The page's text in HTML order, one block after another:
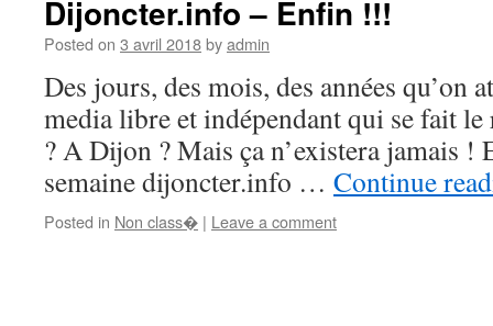
Dijoncter.info – Enfin !!!
Posted on 3 avril 2018byadmin
Des jours, des mois, des années qu’on
media libre et indépendant qui se fait le
? A Dijon ? Mais ça n’existera jamais !
semaine dijoncter.info … Continue
Posted in Non class� | Leave a comment